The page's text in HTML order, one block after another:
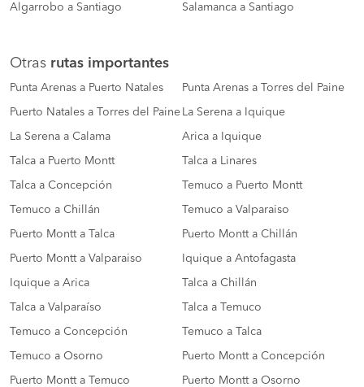
Algarrobo a Santiago Salamanca a Santiago
Otras rutas importantes
Punta Arenas a Puerto Natales Punta Arenas a Torres del Paine
Puerto Natales a Torres del Paine La Serena a Iquique
La Serena a Calama Arica a Iquique
Talca a Puerto Montt Talca a Linares
Talca a Concepción Temuco a Puerto Montt
Temuco a Chillán Temuco a Valparaiso
Puerto Montt a Talca Puerto Montt a Chillán
Puerto Montt a Valparaiso Iquique a Antofagasta
Iquique a Arica Talca a Chillán
Talca a Valparaíso Talca a Temuco
Temuco a Concepción Temuco a Talca
Temuco a Osorno Puerto Montt a Concepción
Puerto Montt a Temuco Puerto Montt a Osorno